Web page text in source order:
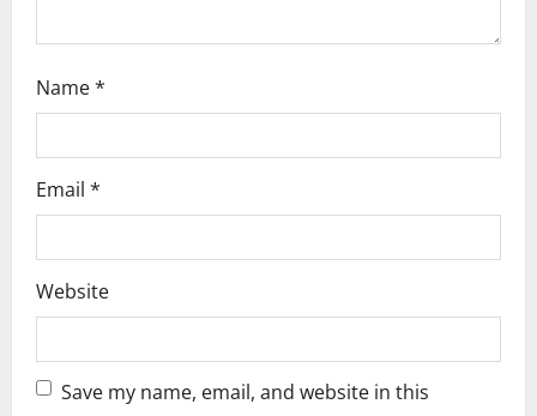
Name*
Email *
Website
Save my name, email, and website in this